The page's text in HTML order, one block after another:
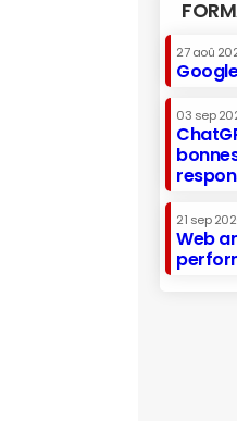
27 aoû
03 sep
21 sep
Web